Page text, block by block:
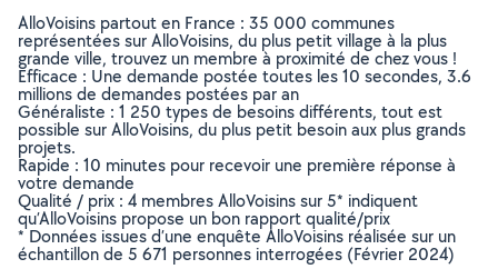
AlloVoisins partout en France : 35 000 communes
représentées sur AlloVoisins, du plus petit village à la plus
grande ville, trouvez un membre à proximité de chez vous !
Efficace : Une demande postée toutes les 10 secondes, 3.6
millions de demandes postées par an
Généraliste : 1 250 types de besoins différents, tout est
possible sur AlloVoisins, du plus petit besoin aux plus grands
projets.
Rapide : 10 minutes pour recevoir une première réponse à
votre demande
Qualité / prix : 4 membres AlloVoisins sur 5* indiquent
qu’AlloVoisins propose un bon rapport qualité/prix
* Données issues d’une enquête AlloVoisins réalisée sur un
échantillon de 5 671 personnes interrogées (Février 2024)